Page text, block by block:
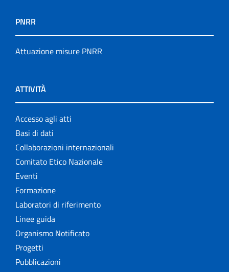
PNRR
Attuazione misure PNRR
ATTIVITÀ
Accesso agli atti
Basi di dati
Collaborazioni internazionali
Comitato Etico Nazionale
Eventi
Formazione
Laboratori di riferimento
Linee guida
Organismo Notificato
Progetti
Pubblicazioni